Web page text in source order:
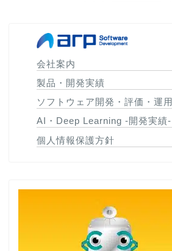
会社案内
製品・開発実績
ソフトウェア開発・評価・運用
AI・Deep Learning -開発実績-
個人情報保護方針